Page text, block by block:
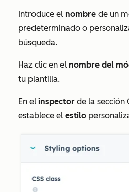
Introduce el nombre de un
predeterminado o
búsqueda.
Haz clic en el nombre del
tu plantilla.
En el inspector de la sección
establece el estilo